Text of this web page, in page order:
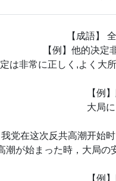
【成語】
【例】他的决定
は非常に正しく,よく大
【例
大局
我党在这次反共高潮开始
潮が始まった時，大局
【例